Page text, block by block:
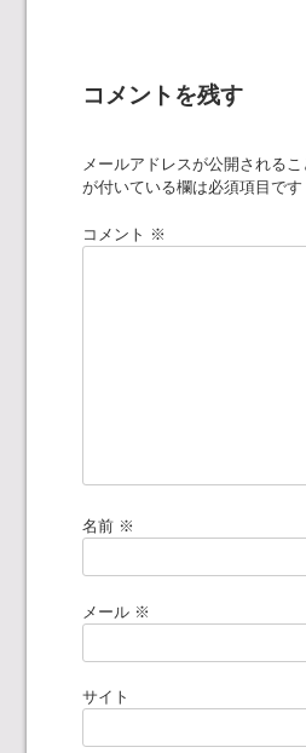
ビ
ー
シ
コメントを残す
メールアドレスが公開されるこ
が付いている欄は必須項目です
コメント ※
名前 ※
メール ※
サイト